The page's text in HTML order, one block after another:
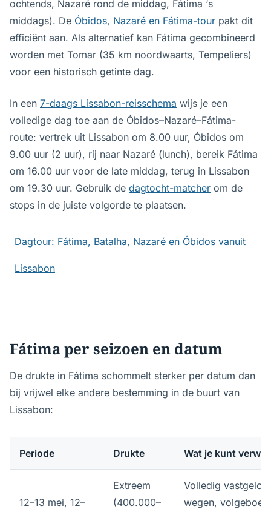
ochtends, Nazaré rond de middag, Fátima ‘s
middags). De Óbidos, Nazaré en Fátima-tour pakt dit
efficiënt aan. Als alternatief kan Fátima gecombineerd
worden met Tomar (35 km noordwaarts, Tempeliers)
voor een historisch getinte dag.
In een 7-daags Lissabon-reisschema wijs je een
volledige dag toe aan de Óbidos–Nazaré–Fátima-
route: vertrek uit Lissabon om 8.00 uur, Óbidos om
9.00 uur (2 uur), rij naar Nazaré (lunch), bereik Fátima
om 16.00 uur voor de late middag, terug in Lissabon
om 19.30 uur. Gebruik de dagtocht-matcher om de
stops in de juiste volgorde te plaatsen.
Dagtour: Fátima, Batalha, Nazaré en Óbidos vanuit
Lissabon
Fátima per seizoen en datum
De drukte in Fátima schommelt sterker per datum dan
bij vrijwel elke andere bestemming in de buurt van
Lissabon:
Periode Drukte Wat je kunt
12–13 mei, 12–
Extreem
(400.000–
Volledig
wegen,